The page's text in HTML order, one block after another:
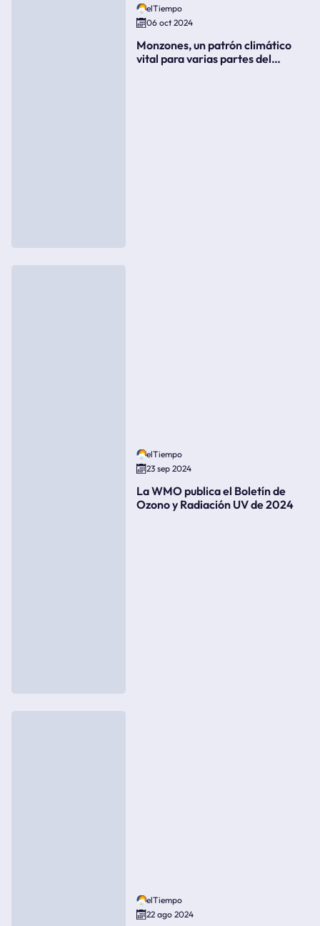
elTiempo
06 oct 2024
Monzones, un patrón climático
vital para varias partes del
elTiempo
23 sep 2024
La WMO publica el Boletín de
Ozono y Radiación UV de 2024
elTiempo
22 ago 2024